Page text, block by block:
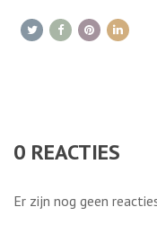
0 REACTIES
Er zijn nog geen